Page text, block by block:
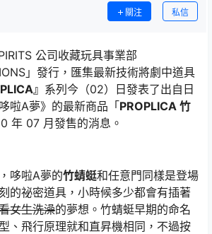
關注 私信
公司收藏玩具事業部
」發行，匯集最新技術將劇中道具
』 系列今（02）日發表了出自日
啦A夢》的最新商品「PROPLICA 竹
年 07 月發售的消息。
哆啦A夢的竹蜻蜓和任意門同樣是登場
的祕密道具，小時候多少都會有插著
女生洗澡的夢想。竹蜻蜓早期的命名
、飛行原理就和直昇機相同，不過按